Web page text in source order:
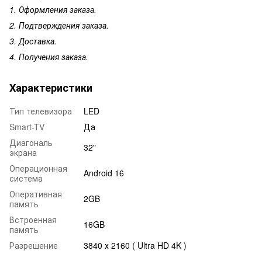
1. Оформления заказа.
2. Подтверждения заказа.
3. Доставка.
4. Получения заказа.
Характеристики
Тип телевизора
LED
Smart-TV
Да
Диагональ
экрана
32"
Операционная
система
Android 16
Оперативная
память
2GB
Встроенная
память
16GB
Разрешение
3840 х 2160 ( Ultra HD 4K )